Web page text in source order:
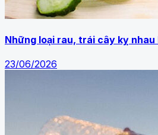
Những loại rau, trái cây kỵ
23/06/2026